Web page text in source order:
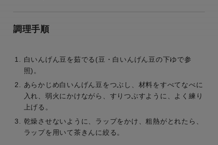
調理手順
白いんげん豆を茹でる(豆・白いんげん豆の下ゆで参
照)。
あらかじめ白いんげん豆をつぶし、材料をすべてなべに
入れ、弱火にかけながら、すりつぶすように、よく練り
上げる。
乾燥させないように、ラップをかけ、粗熱がとれたら、
ラップを用いて茶きんに絞る。